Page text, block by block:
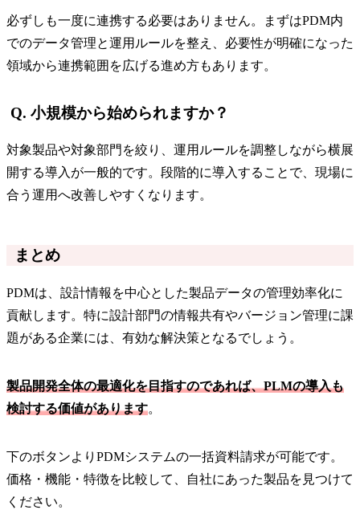
必ずしも一度に連携する必要はありません。まずはPDM内
でのデータ管理と運用ルールを整え、必要性が明確になった
領域から連携範囲を広げる進め方もあります。
Q. 小規模から始められますか？
対象製品や対象部門を絞り、運用ルールを調整しながら横展
開する導入が一般的です。段階的に導入することで、現場に
合う運用へ改善しやすくなります。
まとめ
PDMは、設計情報を中心とした製品データの管理効率化に
貢献します。特に設計部門の情報共有やバージョン管理に課
題がある企業には、有効な解決策となるでしょう。
製品開発全体の最適化を目指すのであれば、PLMの導入も
検討する価値があります。
下のボタンよりPDMシステムの一括資料請求が可能です。
価格・機能・特徴を比較して、自社にあった製品を見つけて
ください。